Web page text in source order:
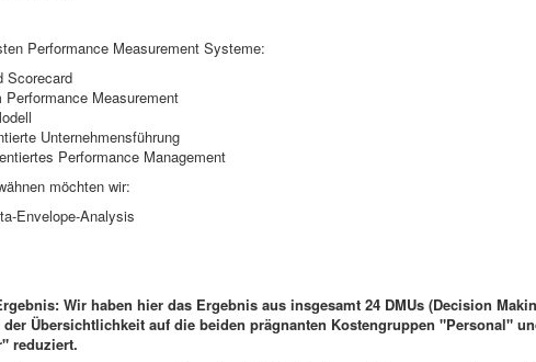
Performance Measurement Systeme:
Scorecard
Performance Measurement
Unternehmensführung
Performance Management
möchten wir:
Envelope-Analysis
Wir haben hier das Ergebnis aus insgesamt 24 DMUs (Decision
der Übersichtlichkeit auf die beiden prägnanten Kostengruppen "Personal"
reduziert.